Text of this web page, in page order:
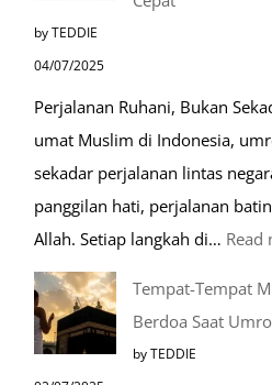
by TEDDIE
04/07/2025
Perjalanan Ruhani, Bukan
umat Muslim di Indonesia,
sekadar perjalanan lintas
panggilan hati, perjalanan
Allah. Setiap langkah di… Read
Tempat-Tempat
Berdoa Saat
by TEDDIE